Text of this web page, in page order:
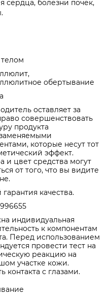
сердца, болезни почек,
обертывание
оставляет за
совершенствовать
продукта
которые несут тот
эффект.
и цвет средства могут
от того, что вы видите
качества.
индивидуальная
к компонентам
Перед использованием
провести тест на
реакцию на
участке кожи.
контакта с глазами.